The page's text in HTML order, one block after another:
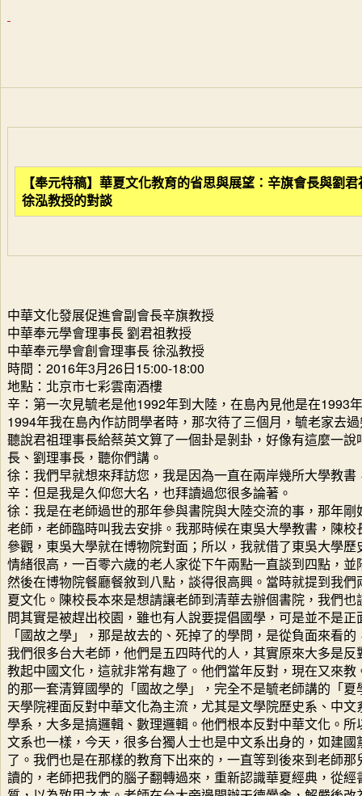
【奉元特稿】華夏文化教育的省思與展望：辛旗會長與劉
徐泓教授的對談
中華文化發展促進會副會長辛旗教授
中華奉元學會理事長 劉君祖教授
中華奉元學會創會理事長 徐泓教授
時間：2016年3月26日15:00-18:00
地點：北京市七彩雲南酒樓
辛：第一次見毓老是他1992年到大陸，在島內見他是在1993
1994年我在島內作訪問學者時，那次待了三個月，毓老家去
聽說君祖理事長給蔡英文算了一個卦是剝卦，好像有這麼一
長、劉理事長，聽你們講。
徐：我們早就想來拜訪您，我是因為一直在兩岸幾所大學教
辛：但是我是久仰您大名，也拜讀過您很多論著。
徐：我是在老師過世的那年參與書院與大陸交流的事，那年
老師，老師臨時叫我去安排。我那時候在東吳大學教書，陳
參觀，東吳大學就在博物院對面；所以，我就借了東吳大學
情緒很高，一百零六歲的老人家從下午兩點一直談到四點，
然後在博物院餐廳餐敘到八點，談得很高興。當時就提到我
夏文化。陳校長本來是想請讓老師到清華去辦個書院，我們
問其實是被趕出校園，雖也有人說要提倡國學，可是並不是
「國故之學」，那是故去的、死掉了的學問，是從負面來看
我們很多台大老師，他們是五四時代的人，其實原來大多是
教起中國文化，這就非常有趣了。他們當年反對，現在又來
的那一套清算國學的「國故之學」，完全不是毓老師講的「
天學院裡面反對中華文化為主流，尤其是文學院歷史系、中
學系，大多是搞邏輯、數理邏輯。他們根本反對中華文化。
文系也一樣，今天，很多台獨人士也是中文系出身的，如建
了。我們也是在那樣的教育下出來的，一直等到後來到老師
讀的，老師把我們的腦子翻轉過來，重新認識華夏經典，從